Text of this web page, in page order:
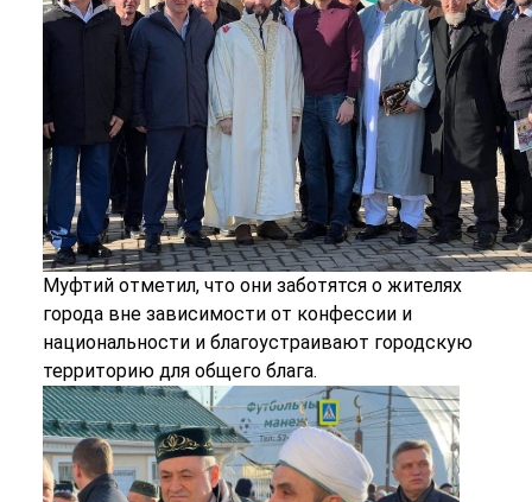
Муфтий отметил, что они заботятся о жителях
города вне зависимости от конфессии и
национальности и благоустраивают городскую
территорию для общего блага.